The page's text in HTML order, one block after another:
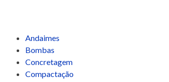
Andaimes
Bombas
Concretagem
Compactação